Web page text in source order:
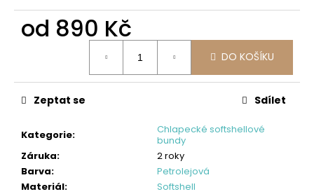
od 890 Kč
DO KOŠÍKU
Kategorie:
Chlapecké softshellové
bundy
Záruka:
2 roky
Barva:
Petrolejová
Materiál:
Softshell
Zeptat se Sdílet
DÁMSKÝ
SOFTSHELLOVÝ
ALA
KLIMT
300
Kč